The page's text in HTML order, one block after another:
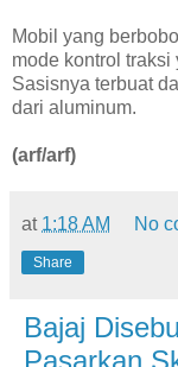
Mobil yang
mode kontrol
Sasisnya terbuat
dari aluminum.
(arf/arf)
at 1:18 AM No
Share
Bajaj
Pasarkan